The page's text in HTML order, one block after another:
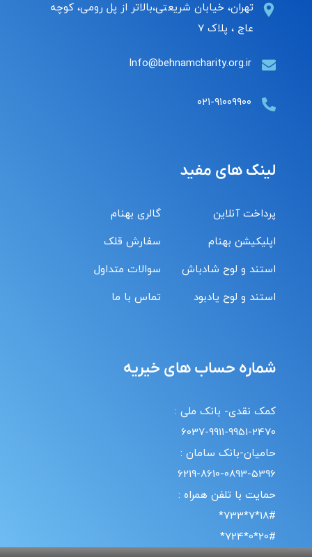
تهران، خیابان شریعتی،بالاتر از پل رومی، کوچه
عاج ، پلاک ۷
Info@behnamcharity.org.ir
۰۲۱-۹۱۰۰۹۹۰۰
لینک های مفید
پرداخت آنلاین
اپلیکیشن بهنام
استند و لوح شادباش
استند و لوح یادبود
گالری بهنام
سفارش قلک
سوالات متداول
تماس با ما
شماره حساب های خیریه
کمک نقدی- بانک ملی :
6037-9911-9951-2470
حامیان-بانک سامان :
6219-8610-0893-5396
حمایت با تلفن همراه :
18#*7*733*
20#*0*724*